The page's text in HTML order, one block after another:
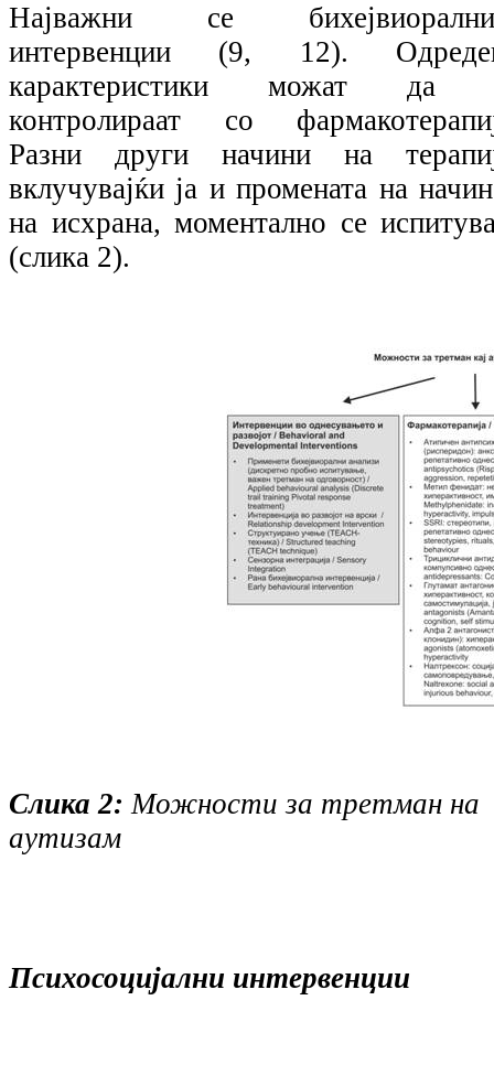
Најважни се
интервенции (9, 12).
карактеристики можат да
контролираат со
Разни други начини на
вклучувајќи ја и промената на
на исхрана, моментално се
(слика 2).
Слика 2:Можности за третман на
аутизам
Психосоцијални интервенции